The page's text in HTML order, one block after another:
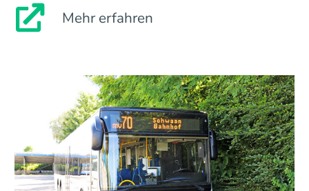
Mehr erfahren